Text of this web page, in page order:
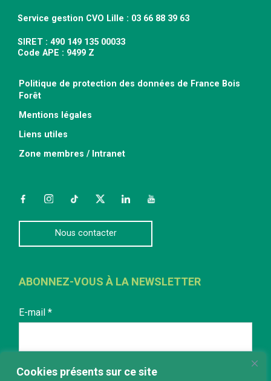
Cookies présents sur ce site
Service gestion CVO Lille : 03 66 88 39 63
SIRET : 490 149 135 00033
Code APE : 9499 Z
Politique de protection des données de France Bois
Forêt
Mentions légales
Liens utiles
Zone membres / Intranet
FacebookInstagramTikTokTwitterLinkedInYouTube
Nous contacter
ABONNEZ-VOUS À LA NEWSLETTER
E-mail *